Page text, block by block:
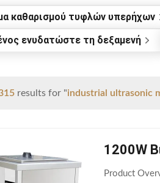
καθαρισμού τυφλών υπερήχων
ενυδατώστε τη δεξαμενή
results for "industrial ultrasonic
1200W
Product